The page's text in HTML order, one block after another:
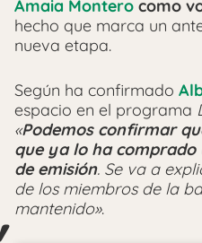
Amaia Montero como
hecho que marca un
nueva etapa.
Según ha confirmado
espacio en el programa
«Podemos confirmar
que ya lo ha
de emisión. Se va a
de los miembros de la
mantenido».